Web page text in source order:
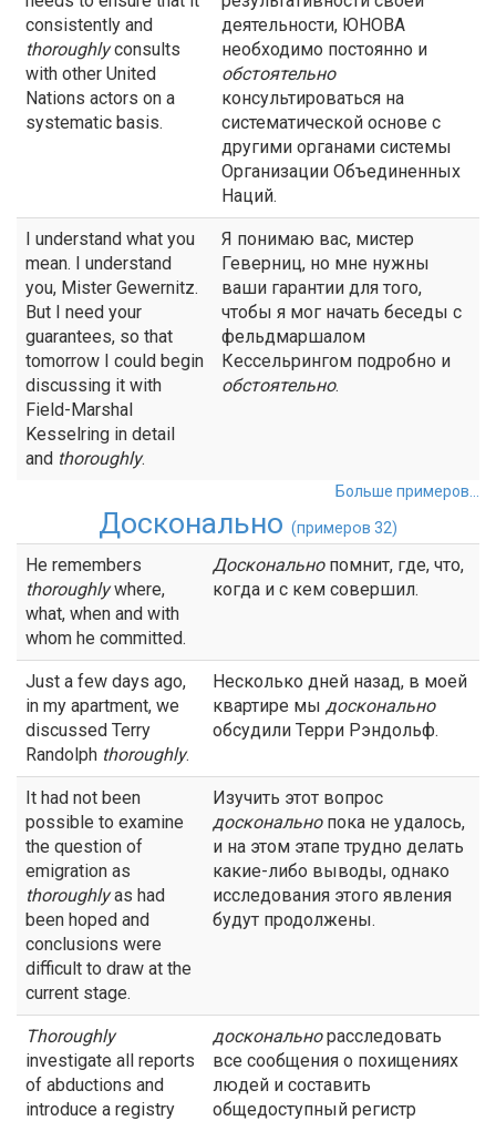
consistently and
thoroughlyconsults
with other United
Nations actors on a
systematic basis.
деятельности, ЮНОВА
необходимо постоянно и
обстоятельно
консультироваться на
систематической основе с
другими органами системы
Организации Объединенных
Наций.
I understand what you
mean. I understand
you, Mister Gewernitz.
But I need your
guarantees, so that
tomorrow I could begin
discussing it with
Field-Marshal
Kesselring in detail
and thoroughly.
Я понимаю вас, мистер
Геверниц, но мне нужны
ваши гарантии для того,
чтобы я мог начать беседы с
фельдмаршалом
Кессельрингом подробно и
обстоятельно.
Больше примеров...
Досконально (примеров 32)
He remembers
thoroughlywhere,
what, when and with
whom he committed.
Доскональнопомнит, где, что,
когда и с кем совершил.
Just a few days ago,
in my apartment, we
discussed Terry
Randolph thoroughly.
Несколько дней назад, в моей
квартире мы досконально
обсудили Терри Рэндольф.
It had not been
possible to examine
the question of
emigration as
thoroughlyas had
been hoped and
conclusions were
difficult to draw at the
current stage.
Изучить этот вопрос
доскональнопока не удалось,
и на этом этапе трудно делать
какие-либо выводы, однако
исследования этого явления
будут продолжены.
Thoroughly
investigate all reports
of abductions and
introduce a registry
доскональнорасследовать
все сообщения о похищениях
людей и составить
общедоступный регистр